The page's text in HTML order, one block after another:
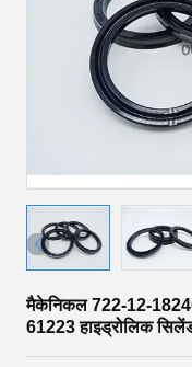
मैकेनिकल 722-12-
61223 हाइड्रोलिक